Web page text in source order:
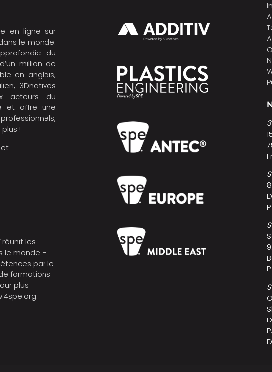
en ligne sur
le monde.
du
million de
en anglais,
3Dnatives
acteurs du
et offre une
!
et
réunit les
le monde –
par le
formations
plus
.